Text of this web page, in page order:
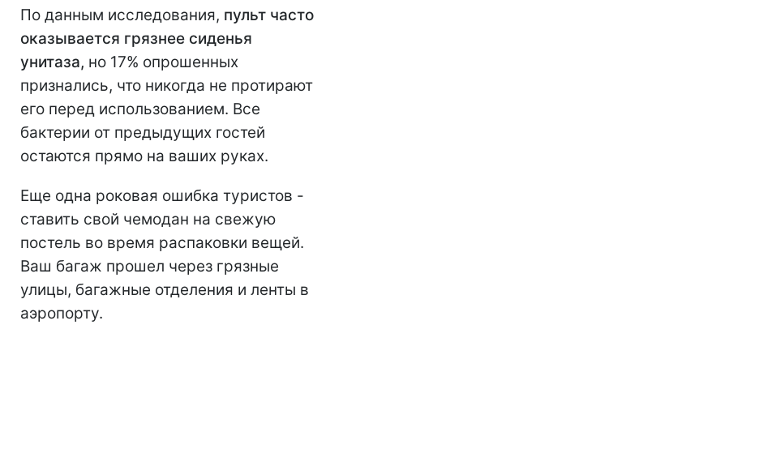
По данным исследования, пульт часто
оказывается грязнее сиденья
унитаза, но 17% опрошенных
признались, что никогда не протирают
его перед использованием. Все
бактерии от предыдущих гостей
остаются прямо на ваших руках.
Еще одна роковая ошибка туристов -
ставить свой чемодан на свежую
постель во время распаковки вещей.
Ваш багаж прошел через грязные
улицы, багажные отделения и ленты в
аэропорту.